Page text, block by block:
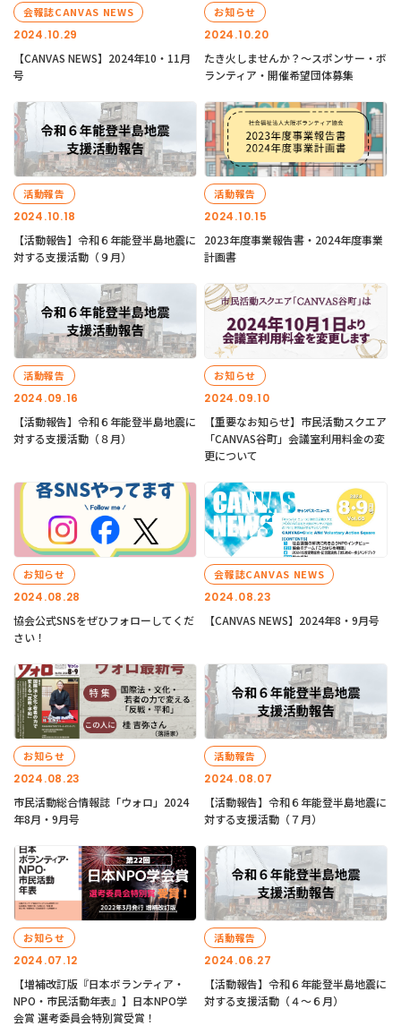
2024.10.29
会報誌CANVAS NEWS
【CANVAS NEWS】2024年10・11月
号
2024.10.20
お知らせ
たき火しませんか？～スポンサー・ボ
ランティア・開催希望団体募集
2024.10.18
活動報告
【活動報告】令和６年能登半島地震に
対する支援活動（９月）
2024.10.15
活動報告
2023年度事業報告書・2024年度事業
計画書
2024.09.16
活動報告
【活動報告】令和６年能登半島地震に
対する支援活動（８月）
2024.09.10
お知らせ
【重要なお知らせ】市民活動スクエア
「CANVAS谷町」会議室利用料金の変
更について
2024.08.28
お知らせ
協会公式SNSをぜひフォローしてくだ
さい！
2024.08.23
会報誌CANVAS NEWS
【CANVAS NEWS】2024年8・9月号
2024.08.23
お知らせ
市民活動総合情報誌「ウォロ」2024
年8月・9月号
2024.08.07
活動報告
【活動報告】令和６年能登半島地震に
対する支援活動（７月）
2024.07.12
お知らせ
【増補改訂版『日本ボランティア・
NPO・市民活動年表』】日本NPO学
会賞 選考委員会特別賞受賞！
2024.06.27
活動報告
【活動報告】令和６年能登半島地震に
対する支援活動（４〜６月）